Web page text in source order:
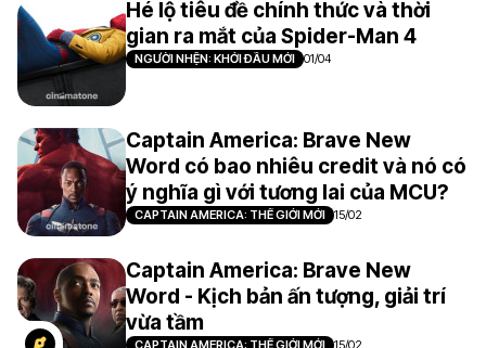
Hé lộ tiêu đề chính thức và thời
gian ra mắt của Spider-Man 4
NGƯỜI NHỆN: KHỞI ĐẦU MỚI 01/04
Captain America: Brave New
Word có bao nhiêu credit và nó có
ý nghĩa gì với tương lai của MCU?
CAPTAIN AMERICA: THẾ GIỚI MỚI 15/02
Captain America: Brave New
Word - Kịch bản ấn tượng, giải trí
vừa tầm
CAPTAIN AMERICA: THẾ GIỚI MỚI 15/02